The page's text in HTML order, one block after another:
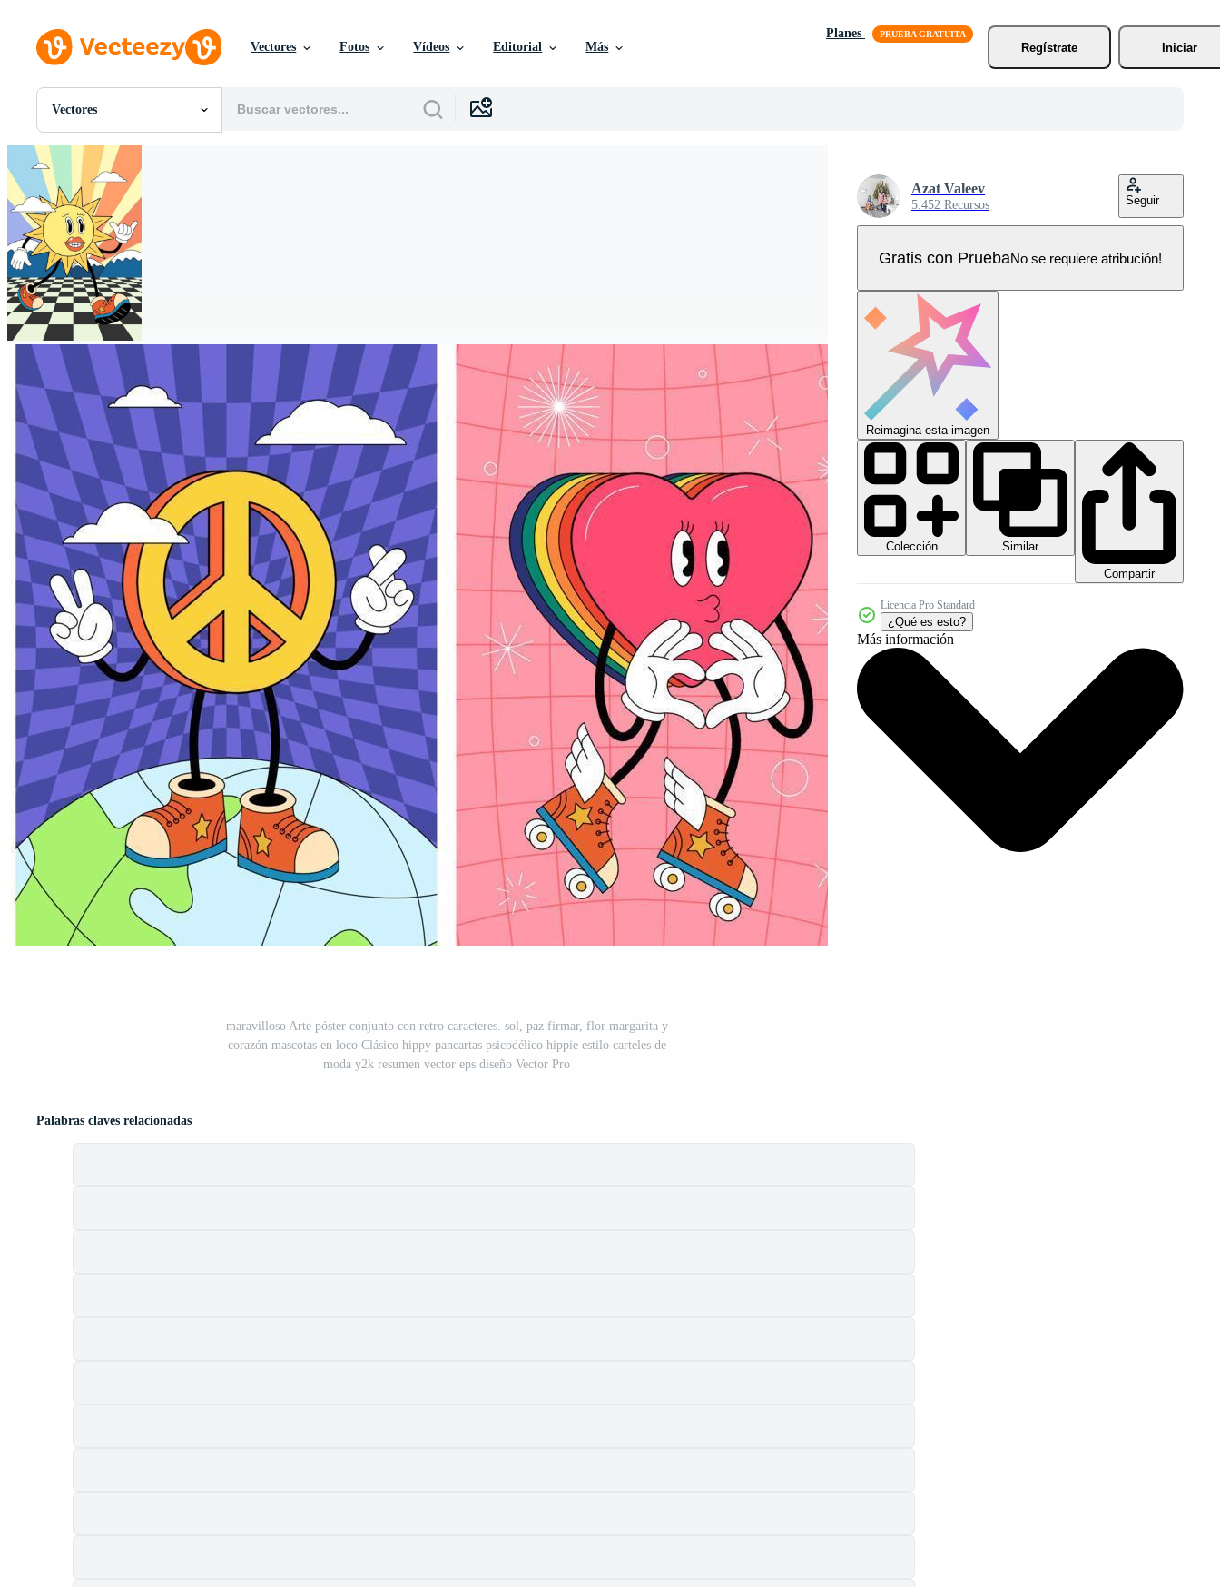
Vectores Fotos Vídeos Editorial Más
Planes
Regístrate
Iniciar
Vectores
Todas Imágenes
Fotos
PNGs
PSDs
SVGs
Plantillas
Vectores
Videos
Gráficos en Movimiento
Imágenes Editoriales
Eventos Editoriales
maravilloso Arte póster conjunto con retro caracteres. sol, paz firmar, flor margarita y
corazón mascotas en loco Clásico hippy pancartas psicodélico hippie estilo carteles de
moda y2k resumen vector eps diseño Vector Pro
Azat Valeev
5.452 Recursos Seguir
Gratis con PruebaNo se requiere atribución!
Reimagina esta imagen
Colección
Similar
Compartir
Licencia Pro Standard
¿Qué es esto?
Más información
Palabras claves relacionadas